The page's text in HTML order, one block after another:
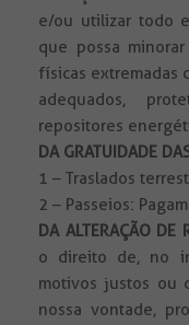
e/ou utilizar todo
que possa
físicas extremadas
adequados,
repositores
DA GRATUIDADE
1 – Traslados
2 – Passeios:
DA ALTERAÇÃO DE
o direito de, no
motivos justos ou
nossa vontade,